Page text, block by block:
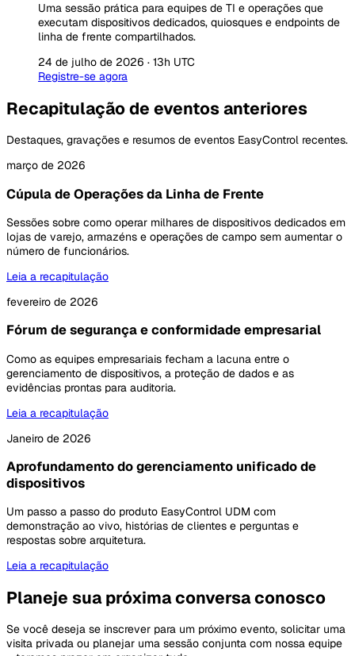
Uma sessão prática para equipes de TI e operações que
executam dispositivos dedicados, quiosques e endpoints de
linha de frente compartilhados.
24 de julho de 2026 · 13h UTC
Registre-se agora
Recapitulação de eventos anteriores
Destaques, gravações e resumos de eventos EasyControl recentes.
março de 2026
Cúpula de Operações da Linha de Frente
Sessões sobre como operar milhares de dispositivos dedicados em
lojas de varejo, armazéns e operações de campo sem aumentar o
número de funcionários.
Leia a recapitulação
fevereiro de 2026
Fórum de segurança e conformidade empresarial
Como as equipes empresariais fecham a lacuna entre o
gerenciamento de dispositivos, a proteção de dados e as
evidências prontas para auditoria.
Leia a recapitulação
Janeiro de 2026
Aprofundamento do gerenciamento unificado de
dispositivos
Um passo a passo do produto EasyControl UDM com
demonstração ao vivo, histórias de clientes e perguntas e
respostas sobre arquitetura.
Leia a recapitulação
Planeje sua próxima conversa conosco
Se você deseja se inscrever para um próximo evento, solicitar uma
visita privada ou planejar uma sessão conjunta com nossa equipe